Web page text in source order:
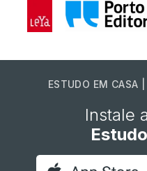
ESTUDO EM CASA
Instale